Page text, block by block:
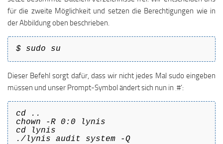
für die zweite Möglichkeit und setzen die Berechtigungen wie in
der Abbildung oben beschrieben.
$ sudo su
Dieser Befehl sorgt dafür, dass wir nicht jedes Mal sudo eingeben
müssen und unser Prompt-Symbol ändert sich nun in ‚#‘:
cd ..
chown -R 0:0 lynis
cd lynis
./lynis audit system -Q